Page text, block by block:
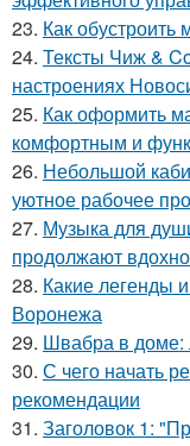
23. Как обустроить
24. Тексты Чиж &
настроениях
25. Как оформить
комфортным и
26. Небольшой
уютное рабочее
27. Музыка для
продолжают
28. Какие легенды
Воронежа
29. Швабра в доме:
30. С чего начать
рекомендации
31. Заголовок 1: